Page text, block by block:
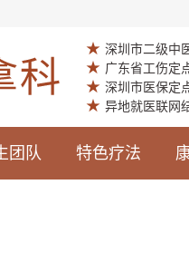
★ 深圳市二级中
★ 广东省工伤定
★ 深圳市医保定
★ 异地就医联网
团队 特色疗法